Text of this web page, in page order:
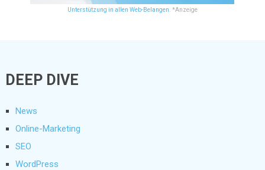
Unterstützung in allen Web-Belangen. *Anzeige
DEEP DIVE
News
Online-Marketing
SEO
WordPress